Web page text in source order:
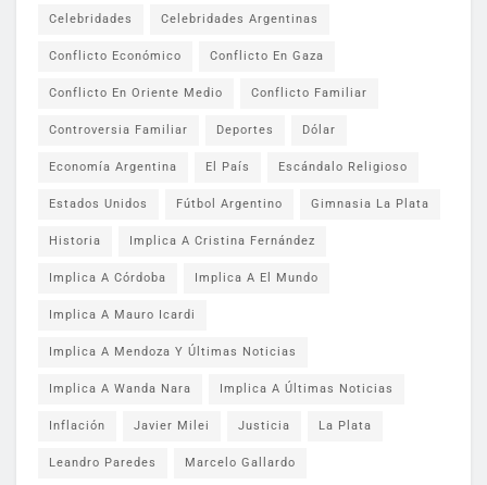
Celebridades Celebridades Argentinas
Conflicto Económico Conflicto En Gaza
Conflicto En Oriente Medio Conflicto Familiar
Controversia Familiar Deportes Dólar
Economía Argentina El País Escándalo Religioso
Estados Unidos Fútbol Argentino Gimnasia La Plata
Historia Implica A Cristina Fernández
Implica A Córdoba Implica A El Mundo
Implica A Mauro Icardi
Implica A Mendoza Y Últimas Noticias
Implica A Wanda Nara Implica A Últimas Noticias
Inflación Javier Milei Justicia La Plata
Leandro Paredes Marcelo Gallardo